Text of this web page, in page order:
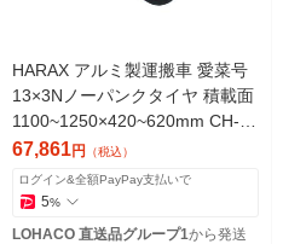
HARAX アルミ製運搬車 愛菜号
13×3Nノーパンクタイヤ 積載面
1100~1250×420~620mm CH-1
334N 1台（直送品）
67,861円 （税込）
ログイン&全額PayPay支払いで
5%
LOHACO 直送品グループ1から発送